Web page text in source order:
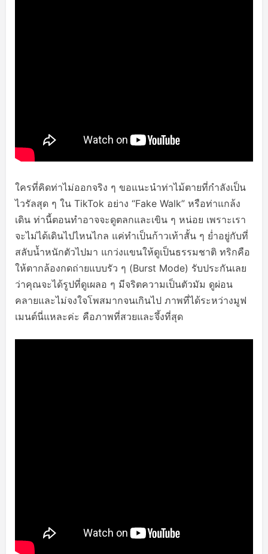
ใครที่คิดท่าไม่ออกจริง ๆ ขอแนะนำท่าไม้ตายที่กำลังเป็น
ไวรัลสุด ๆ ใน TikTok อย่าง “Fake Walk” หรือท่าแกล้ง
เดิน ท่านี้ตอนทำอาจจะดูตลกและเขิน ๆ หน่อย เพราะเรา
จะไม่ได้เดินไปไหนไกล แค่ทำเป็นก้าวเท้าสั้น ๆ ย่ำอยู่กับที่
สลับน้ำหนักตัวไปมา แกว่งแขนให้ดูเป็นธรรมชาติ ทริกคือ
ให้ตากล้องกดถ่ายแบบรัว ๆ (Burst Mode) รับประกันเลย
ว่าคุณจะได้รูปที่ดูเผลอ ๆ มีจริตความเป็นตัวมัม ดูผ่อน
คลายและไม่จงใจโพสมากจนเกินไป ภาพที่ได้ระหว่างมูฟ
เมนต์นี่แหละค่ะ คือภาพที่สวยและจึ้งที่สุด